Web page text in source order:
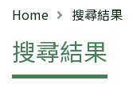
Home 搜尋結果
搜尋結果